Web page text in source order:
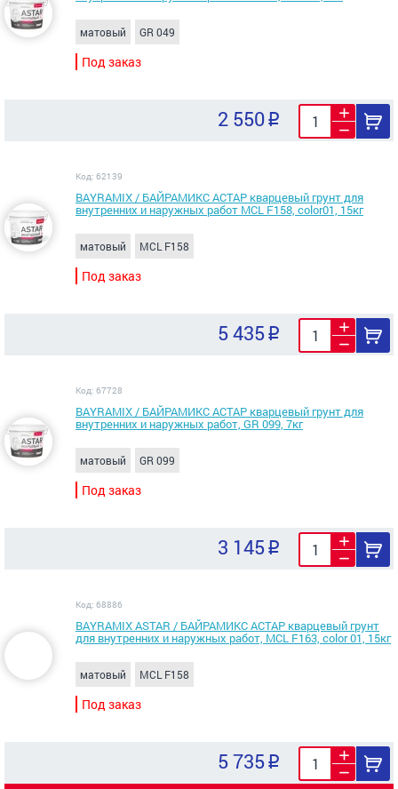
матовый GR 049
Под заказ
2 550
Код: 62139
BAYRAMIX / БАЙРАМИКС АСТАР кварцевый грунт для
внутренних и наружных работ MCL F158, color01, 15кг
матовый MCL F158
Под заказ
5 435
Код: 67728
BAYRAMIX / БАЙРАМИКС АСТАР кварцевый грунт для
внутренних и наружных работ, GR 099, 7кг
матовый GR 099
Под заказ
3 145
Код: 68886
BAYRAMIX ASTAR / БАЙРАМИКС АСТАР кварцевый грунт
для внутренних и наружных работ, MCL F163, color 01, 15кг
матовый MCL F158
Под заказ
5 735